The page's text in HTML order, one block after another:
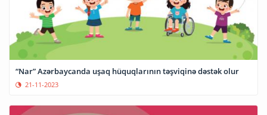
“Nar” Azərbaycanda uşaq hüquqlarının təşviqinə dəstək olur
21-11-2023